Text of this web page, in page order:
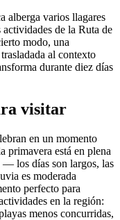
alberga varios llagares
de la Ruta de
modo, una
al contexto
durante diez días
visitar
en un momento
primavera está en plena
— los días son largos, las
es moderada
perfecto para
en la región:
menos concurridas,